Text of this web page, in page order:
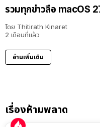
รวมทุกข่าวลือ macOS
โดย Thitirath Kinaret
2 เดือนที่แล้ว
อ่านเพิ่มเติม
เรื่องห้ามพลาด